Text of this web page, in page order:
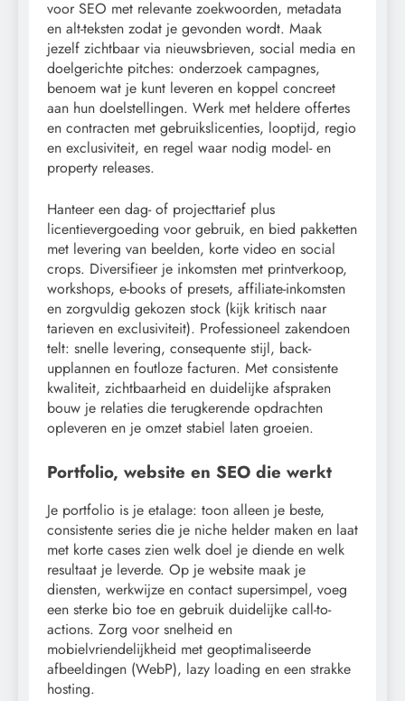
voor SEO met relevante zoekwoorden, metadata
en alt-teksten zodat je gevonden wordt. Maak
jezelf zichtbaar via nieuwsbrieven, social media en
doelgerichte pitches: onderzoek campagnes,
benoem wat je kunt leveren en koppel concreet
aan hun doelstellingen. Werk met heldere offertes
en contracten met gebruikslicenties, looptijd, regio
en exclusiviteit, en regel waar nodig model- en
property releases.
Hanteer een dag- of projecttarief plus
licentievergoeding voor gebruik, en bied pakketten
met levering van beelden, korte video en social
crops. Diversifieer je inkomsten met printverkoop,
workshops, e-books of presets, affiliate-inkomsten
en zorgvuldig gekozen stock (kijk kritisch naar
tarieven en exclusiviteit). Professioneel zakendoen
telt: snelle levering, consequente stijl, back-
upplannen en foutloze facturen. Met consistente
kwaliteit, zichtbaarheid en duidelijke afspraken
bouw je relaties die terugkerende opdrachten
opleveren en je omzet stabiel laten groeien.
Portfolio, website en SEO die werkt
Je portfolio is je etalage: toon alleen je beste,
consistente series die je niche helder maken en laat
met korte cases zien welk doel je diende en welk
resultaat je leverde. Op je website maak je
diensten, werkwijze en contact supersimpel, voeg
een sterke bio toe en gebruik duidelijke call-to-
actions. Zorg voor snelheid en
mobielvriendelijkheid met geoptimaliseerde
afbeeldingen (WebP), lazy loading en een strakke
hosting.